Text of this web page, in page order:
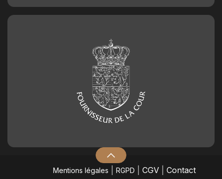
Mentions légales RGPD CGV| Contact